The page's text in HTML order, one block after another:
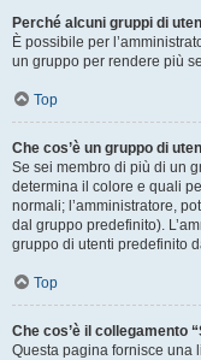
Perché alcuni gruppi di
È possibile per
un gruppo per rendere più
Top
Che cos’è un gruppo di
Se sei membro di più di un
determina il colore e quali
normali; l’amministratore,
dal gruppo predefinito).
gruppo di utenti predefinito
Top
Che cos’è il collegamento
Questa pagina fornisce una